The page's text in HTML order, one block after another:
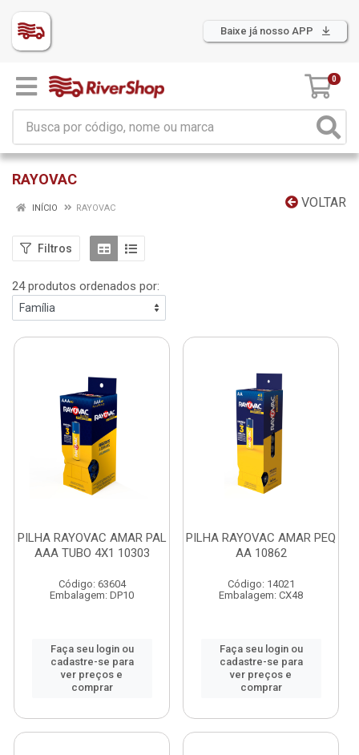
Baixe já nosso APP
0
RAYOVAC
VOLTAR
INÍCIO RAYOVAC
Filtros
24 produtos ordenados por:
PILHA RAYOVAC AMAR PAL
AAA TUBO 4X1 10303
Código: 63604
Embalagem: DP10
Faça seu login ou
cadastre-se para
ver preços e
comprar
PILHA RAYOVAC AMAR PEQ
AA 10862
Código: 14021
Embalagem: CX48
Faça seu login ou
cadastre-se para
ver preços e
comprar